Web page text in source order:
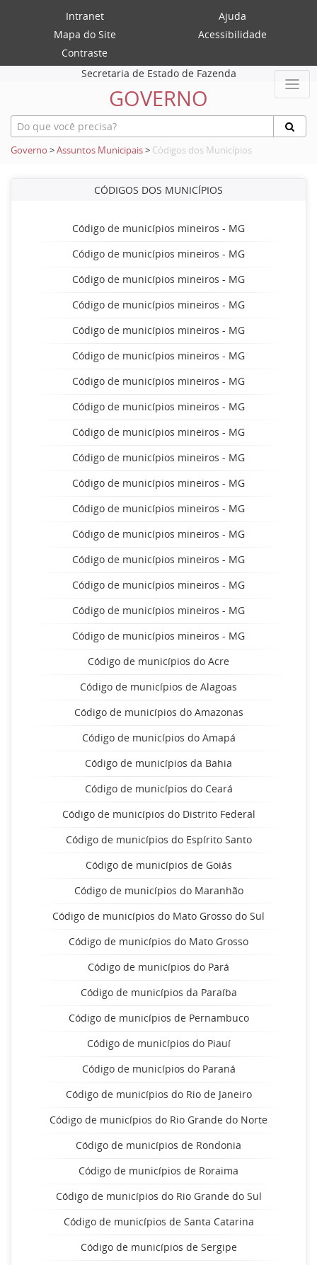
Intranet
Ajuda
Mapa do Site
Acessibilidade
Contraste
Secretaria de Estado de Fazenda
GOVERNO
Governo >Assuntos Municipais> Códigos dos Municípios
CÓDIGOS DOS MUNICÍPIOS
Código de municípios mineiros - MG
Código de municípios mineiros - MG
Código de municípios mineiros - MG
Código de municípios mineiros - MG
Código de municípios mineiros - MG
Código de municípios mineiros - MG
Código de municípios mineiros - MG
Código de municípios mineiros - MG
Código de municípios mineiros - MG
Código de municípios mineiros - MG
Código de municípios mineiros - MG
Código de municípios mineiros - MG
Código de municípios mineiros - MG
Código de municípios mineiros - MG
Código de municípios mineiros - MG
Código de municípios mineiros - MG
Código de municípios mineiros - MG
Código de municípios do Acre
Código de municípios de Alagoas
Código de municípios do Amazonas
Código de municípios do Amapá
Código de municípios da Bahia
Código de municípios do Ceará
Código de municípios do Distrito Federal
Código de municípios do Espírito Santo
Código de municípios de Goiás
Código de municípios do Maranhão
Código de municípios do Mato Grosso do Sul
Código de municípios do Mato Grosso
Código de municípios do Pará
Código de municípios da Paraíba
Código de municípios de Pernambuco
Código de municípios do Piauí
Código de municípios do Paraná
Código de municípios do Rio de Janeiro
Código de municípios do Rio Grande do Norte
Código de municípios de Rondonia
Código de municípios de Roraima
Código de municípios do Rio Grande do Sul
Código de municípios de Santa Catarina
Código de municípios de Sergipe